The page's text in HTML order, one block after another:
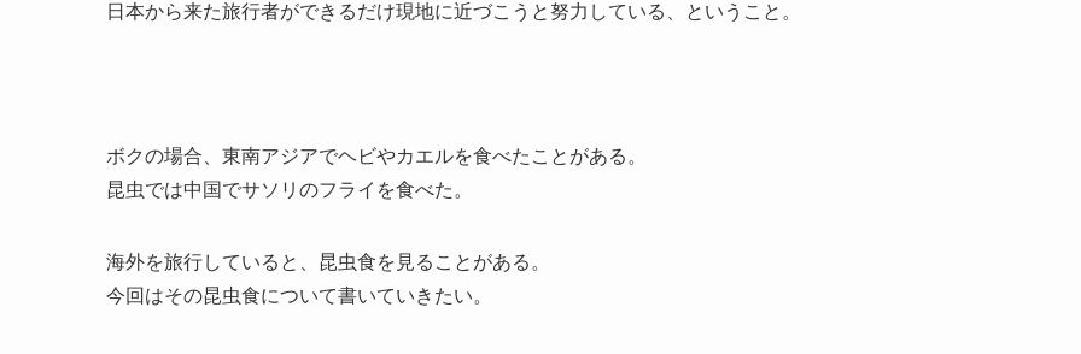
日本から来た旅行者ができるだけ現地に近づこうと努力している、ということ。
ボクの場合、東南アジアでヘビやカエルを食べたことがある。
昆虫では中国でサソリのフライを食べた。
海外を旅行していると、昆虫食を見ることがある。
今回はその昆虫食について書いていきたい。